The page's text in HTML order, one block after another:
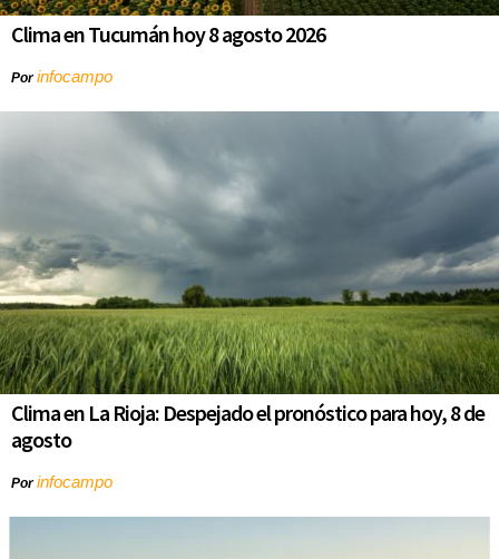
Clima en Tucumán hoy 8 agosto 2026
Porinfocampo
Clima en La Rioja: Despejado el pronóstico para hoy, 8 de
agosto
Porinfocampo